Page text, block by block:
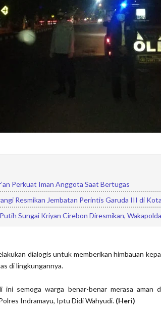
Perkuat Iman Anggota Saat Bertugas
Resmikan Jembatan Perintis Garuda III di
Sungai Kriyan Cirebon Diresmikan,
dialogis untuk memberikan himbauan
di lingkungannya.
ini semoga warga benar-benar merasa aman
Indramayu, Iptu Didi Wahyudi. (Heri)